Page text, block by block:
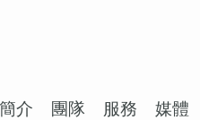
簡介 團隊 服務 媒體